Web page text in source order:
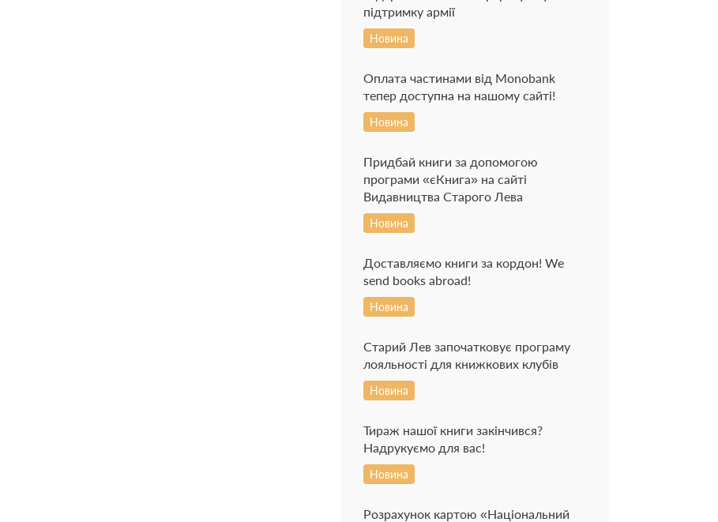
підтримку армії
Новина
Оплата частинами від Monobank
тепер доступна на нашому сайті!
Новина
Придбай книги за допомогою
програми «єКнига» на сайті
Видавництва Старого Лева
Новина
Доставляємо книги за кордон! We
send books abroad!
Новина
Старий Лев започатковує програму
лояльності для книжкових клубів
Новина
Тираж нашої книги закінчився?
Надрукуємо для вас!
Новина
Розрахунок картою «Національний